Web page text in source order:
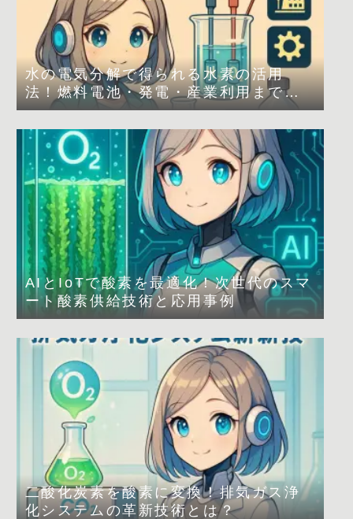
水の電気分解で得られる水素の活用
法！燃料電池・発電・産業利用まで解
説
AIとIoTで酸素を最適化！次世代のスマ
ート酸素供給技術と応用事例
二酸化炭素を酸素に変換！排気ガス浄
化システムの革新技術とは？